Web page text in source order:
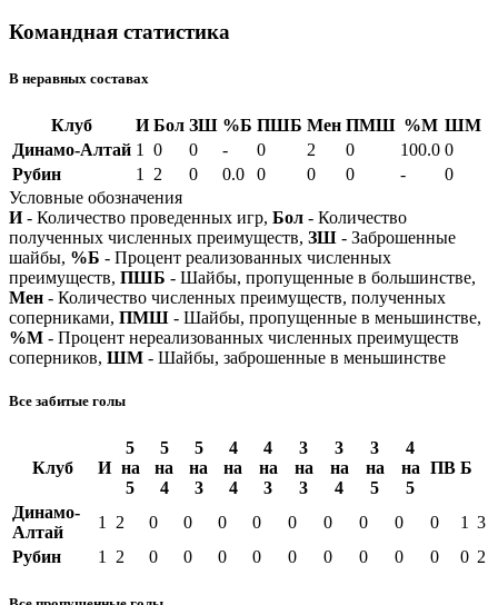
Командная статистика
В неравных составах
Клуб И Бол ЗШ %Б ПШБ Мен ПМШ %М ШМ
Динамо-Алтай 1 0 0 - 0 2 0 100.0 0
Рубин
1 2 0 0.0 0 0 0 -
0
Условные обозначения
И- Количество проведенных игр, Бол - Количество
полученных численных преимуществ, ЗШ - Заброшенные
шайбы, %Б - Процент реализованных численных
преимуществ, ПШБ - Шайбы, пропущенные в большинстве,
Мен - Количество численных преимуществ, полученных
соперниками, ПМШ - Шайбы, пропущенные в меньшинстве,
%М - Процент нереализованных численных преимуществ
соперников, ШМ - Шайбы, заброшенные в меньшинстве
Все забитые голы
Клуб И
5
на
5
5
на
4
5
на
3
4
на
4
4
на
3
3
на
3
3
на
4
3
на
5
4
на
5
ПВ Б
Динамо-
Алтай
1 2 0 0 0 0 0 0 0 0 0 1 3
Рубин
1 2 0 0 0 0 0 0 0 0 0 0 2